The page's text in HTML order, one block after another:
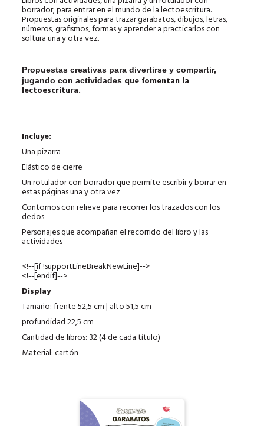
borrador, para entrar en el mundo de la lectoescritura.
Propuestas originales para trazar garabatos, dibujos, letras,
números, grafismos, formas y aprender a practicarlos con
soltura una y otra vez.
Propuestas creativas para divertirse y compartir,
jugando con actividades que fomentan la
lectoescritura.
Incluye:
Una pizarra
Elástico de cierre
Un rotulador con borrador que permite escribir y borrar en
estas páginas una y otra vez
Contornos con relieve para recorrer los trazados con los
dedos
Personajes que acompañan el recorrido del libro y las
actividades
<!--[if !supportLineBreakNewLine]-->
<!--[endif]-->
Display
Tamaño: frente 52,5 cm | alto 51,5 cm
profundidad 22,5 cm
Cantidad de libros: 32 (4 de cada título)
Material: cartón